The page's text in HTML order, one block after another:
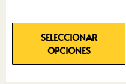
SELECCIONAR
OPCIONES